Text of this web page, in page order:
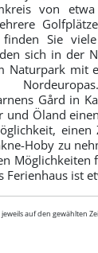
von
Sie
sich in der
Naturpark mit
Gård in
und Öland
einen
Hoby zu
Möglichkeiten
Ferienhaus ist
auf den gewählten